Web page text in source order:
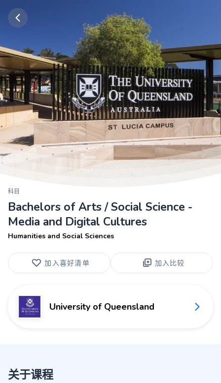
科目
Bachelors of Arts / Social Science -
Media and Digital Cultures
Humanities and Social Sciences
加入喜好清单 加入比较
University of Queensland
关于课程